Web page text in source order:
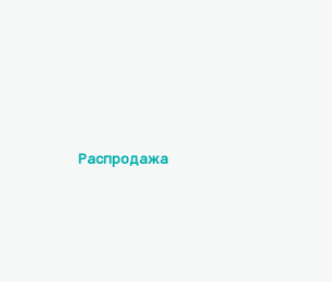
Распродажа